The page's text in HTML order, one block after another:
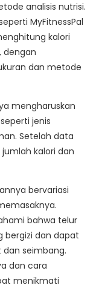
analisis nutrisi.
MyFitnessPal
kalori
dengan
dan metode
mengharuskan
jenis
Setelah data
kalori dan
bervariasi
bahwa telur
bergizi dan dapat
seimbang.
dan cara
menikmati